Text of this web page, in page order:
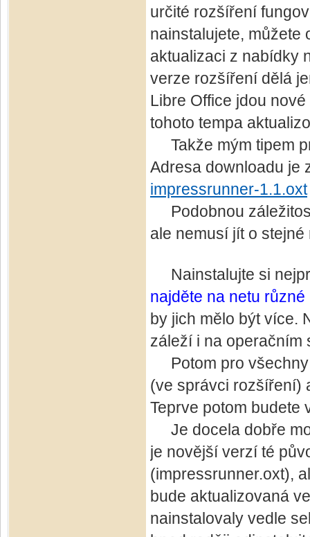
určité rozšíření
nainstalujete, můžete
aktualizaci z nabídky
verze rozšíření dělá
Libre Office jdou
tohoto tempa
Takže mým tipem
Adresa downloadu je
impressrunner-1.1.oxt
Podobnou
ale nemusí jít o
Nainstalujte si
najděte na netu
by jich mělo být více.
záleží i na operačním
Potom pro všechny
(ve správci rozšíření)
Teprve potom budete
Je docela dobře
je novější verzí té
(impressrunner.oxt),
bude aktualizovaná
nainstalovaly vedle